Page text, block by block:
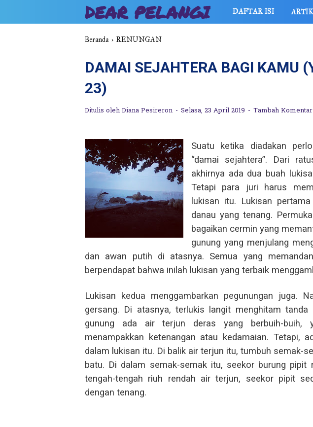
DEAR PELANGI DAFTAR ISI
Beranda › RENUNGAN
DAMAI SEJAHTERA BAGI KAMU
23)
Ditulis oleh Diana Pesireron Selasa, 23 April 2019 Tambah Komentar
Suatu ketika diadakan
“damai sejahtera”. Dari
akhirnya ada dua buah
Tetapi para juri harus
lukisan itu. Lukisan
danau yang tenang.
bagaikan cermin yang
gunung yang menjulang
dan awan putih di atasnya. Semua yang
berpendapat bahwa inilah lukisan yang terbaik
Lukisan kedua menggambarkan pegunungan juga.
gersang. Di atasnya, terlukis langit menghitam
gunung ada air terjun deras yang berbuih-buih,
menampakkan ketenangan atau kedamaian. Tetapi,
dalam lukisan itu. Di balik air terjun itu, tumbuh semak-
batu. Di dalam semak-semak itu, seekor burung pipit
tengah-tengah riuh rendah air terjun, seekor pipit
dengan tenang.